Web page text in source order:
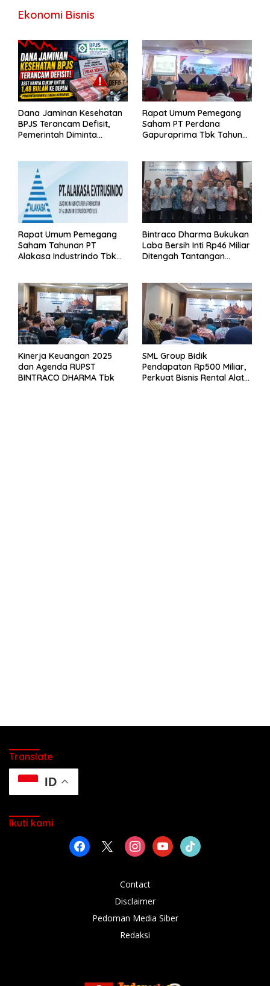
Ekonomi Bisnis
Dana Jaminan Kesehatan
BPJS Terancam Defisit,
Pemerintah Diminta
Rapat Umum Pemegang
Saham PT Perdana
Gapuraprima Tbk Tahun
Rapat Umum Pemegang
Saham Tahunan PT
Alakasa Industrindo Tbk
Bintraco Dharma Bukukan
Laba Bersih Inti Rp46 Miliar
Ditengah Tantangan
Kinerja Keuangan 2025
dan Agenda RUPST
BINTRACO DHARMA Tbk
SML Group Bidik
Pendapatan Rp500 Miliar,
Perkuat Bisnis Rental Alat
Translate
ID
Ikuti kami
facebook instagramyoutubetiktok
Contact
Disclaimer
Pedoman Media Siber
Redaksi